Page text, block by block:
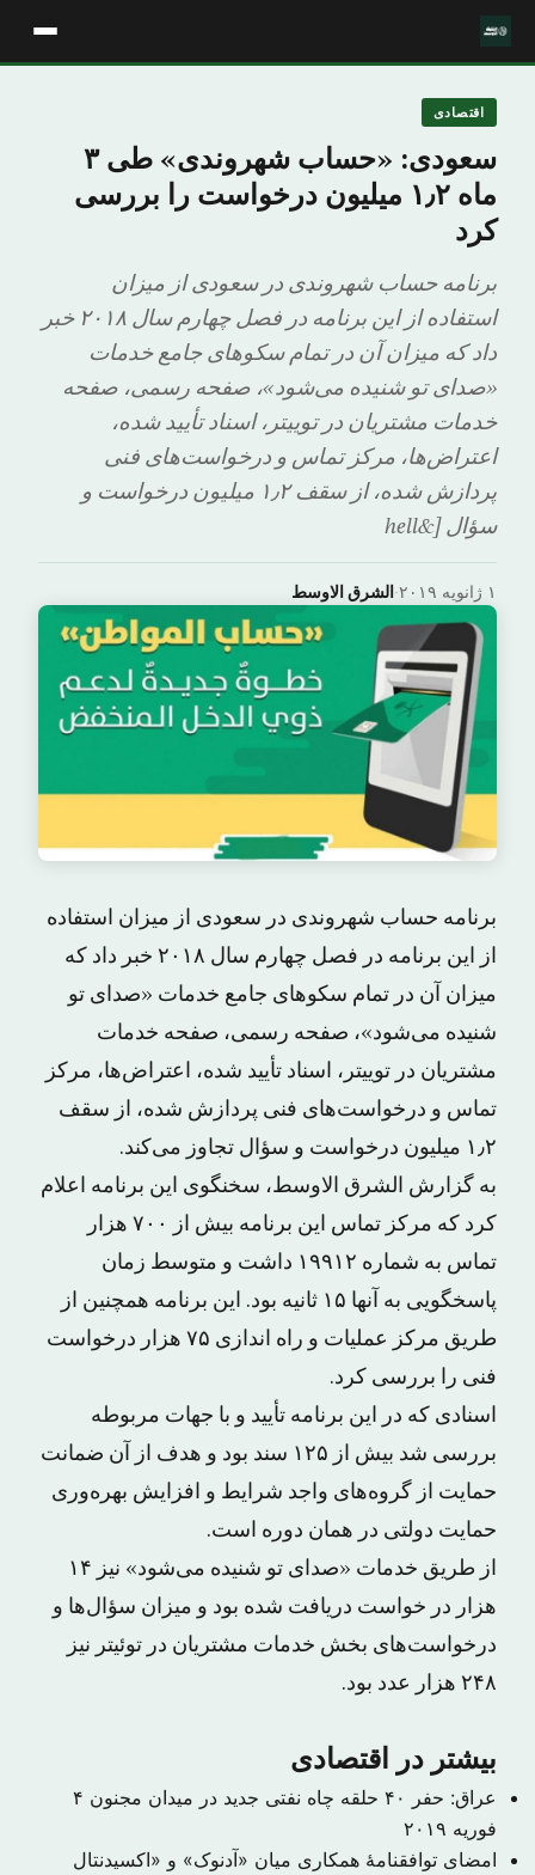
اقتصادی
سعودی: «حساب شهروندی» طی ۳
ماه ۱٫۲ میلیون درخواست را بررسی
کرد
برنامه حساب شهروندی در سعودی از میزان
استفاده از این برنامه در فصل چهارم سال ۲۰۱۸ خبر
داد که میزان آن در تمام سکوهای جامع خدمات
«صدای تو شنیده می‌شود»، صفحه رسمی، صفحه
خدمات مشتریان در توییتر، اسناد تأیید شده،
اعتراض‌ها، مرکز تماس و درخواست‌های فنی
پردازش شده، از سقف ۱٫۲ میلیون درخواست و
سؤال [&hell
الشرق الاوسط· ۱ ژانویه ۲۰۱۹
برنامه حساب شهروندی در سعودی از میزان استفاده
از این برنامه در فصل چهارم سال ۲۰۱۸ خبر داد که
میزان آن در تمام سکوهای جامع خدمات «صدای تو
شنیده می‌شود»، صفحه رسمی، صفحه خدمات
مشتریان در توییتر، اسناد تأیید شده، اعتراض‌ها، مرکز
تماس و درخواست‌های فنی پردازش شده، از سقف
۱٫۲ میلیون درخواست و سؤال تجاوز می‌کند.
به گزارش الشرق الاوسط، سخنگوی این برنامه اعلام
کرد که مرکز تماس این برنامه بیش از ۷۰۰ هزار
تماس به شماره ۱۹۹۱۲ داشت و متوسط زمان
پاسخگویی به آنها ۱۵ ثانیه بود. این برنامه همچنین از
طریق مرکز عملیات و راه اندازی ۷۵ هزار درخواست
فنی را بررسی کرد.
اسنادی که در این برنامه تأیید و با جهات مربوطه
بررسی شد بیش از ۱۲۵ سند بود و هدف از آن ضمانت
حمایت از گروه‌های واجد شرایط و افزایش بهره‌وری
حمایت دولتی در همان دوره است.
از طریق خدمات «صدای تو شنیده می‌شود» نیز ۱۴
هزار در خواست دریافت شده بود و میزان سؤال‌ها و
درخواست‌های بخش خدمات مشتریان در توئیتر نیز
۲۴۸ هزار عدد بود.
بیشتر در اقتصادی
عراق: حفر ۴۰ حلقه چاه نفتی جدید در میدان مجنون
۴
فوریه ۲۰۱۹
امضای توافقنامهٔ همکاری میان «آدنوک» و «اکسیدنتال